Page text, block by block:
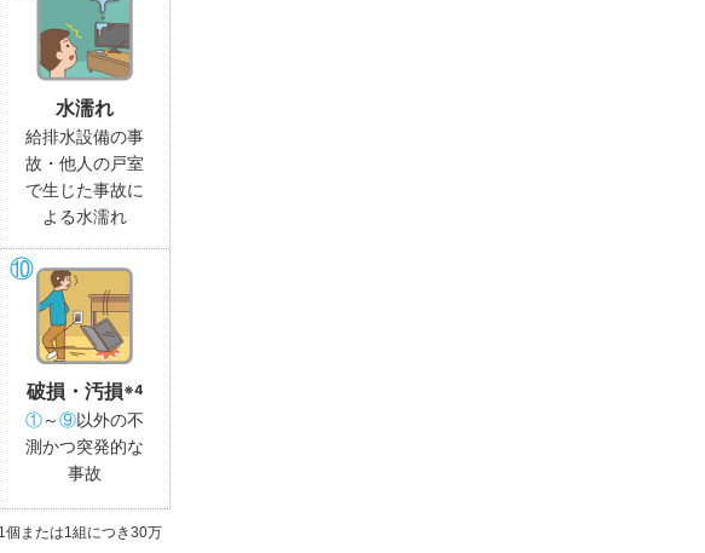
水濡れ
給排水設備の事
故・他人の戸室
で生じた事故に
よる水濡れ
⑩
破損・汚損※4
①～⑨以外の不
測かつ突発的な
事故
個または1組につき30万